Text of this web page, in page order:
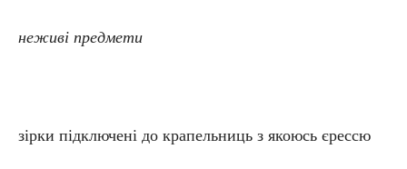
неживі предмети
зірки підключені до крапельниць з якоюсь єрессю